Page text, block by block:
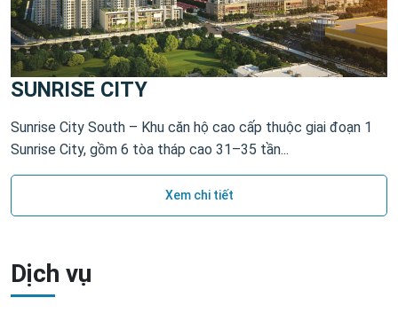
SUNRISE CITY
Sunrise City South – Khu căn hộ cao cấp thuộc giai đoạn 1
Sunrise City, gồm 6 tòa tháp cao 31–35 tần...
Xem chi tiết
Dịch vụ